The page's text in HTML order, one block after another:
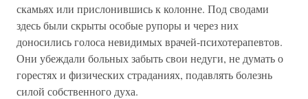
скамьях или прислонившись к колонне. Под сводами
здесь были скрыты особые рупоры и через них
доносились голоса невидимых врачей-психотерапевтов.
Они убеждали больных забыть свои недуги, не думать о
горестях и физических страданиях, подавлять болезнь
силой собственного духа.